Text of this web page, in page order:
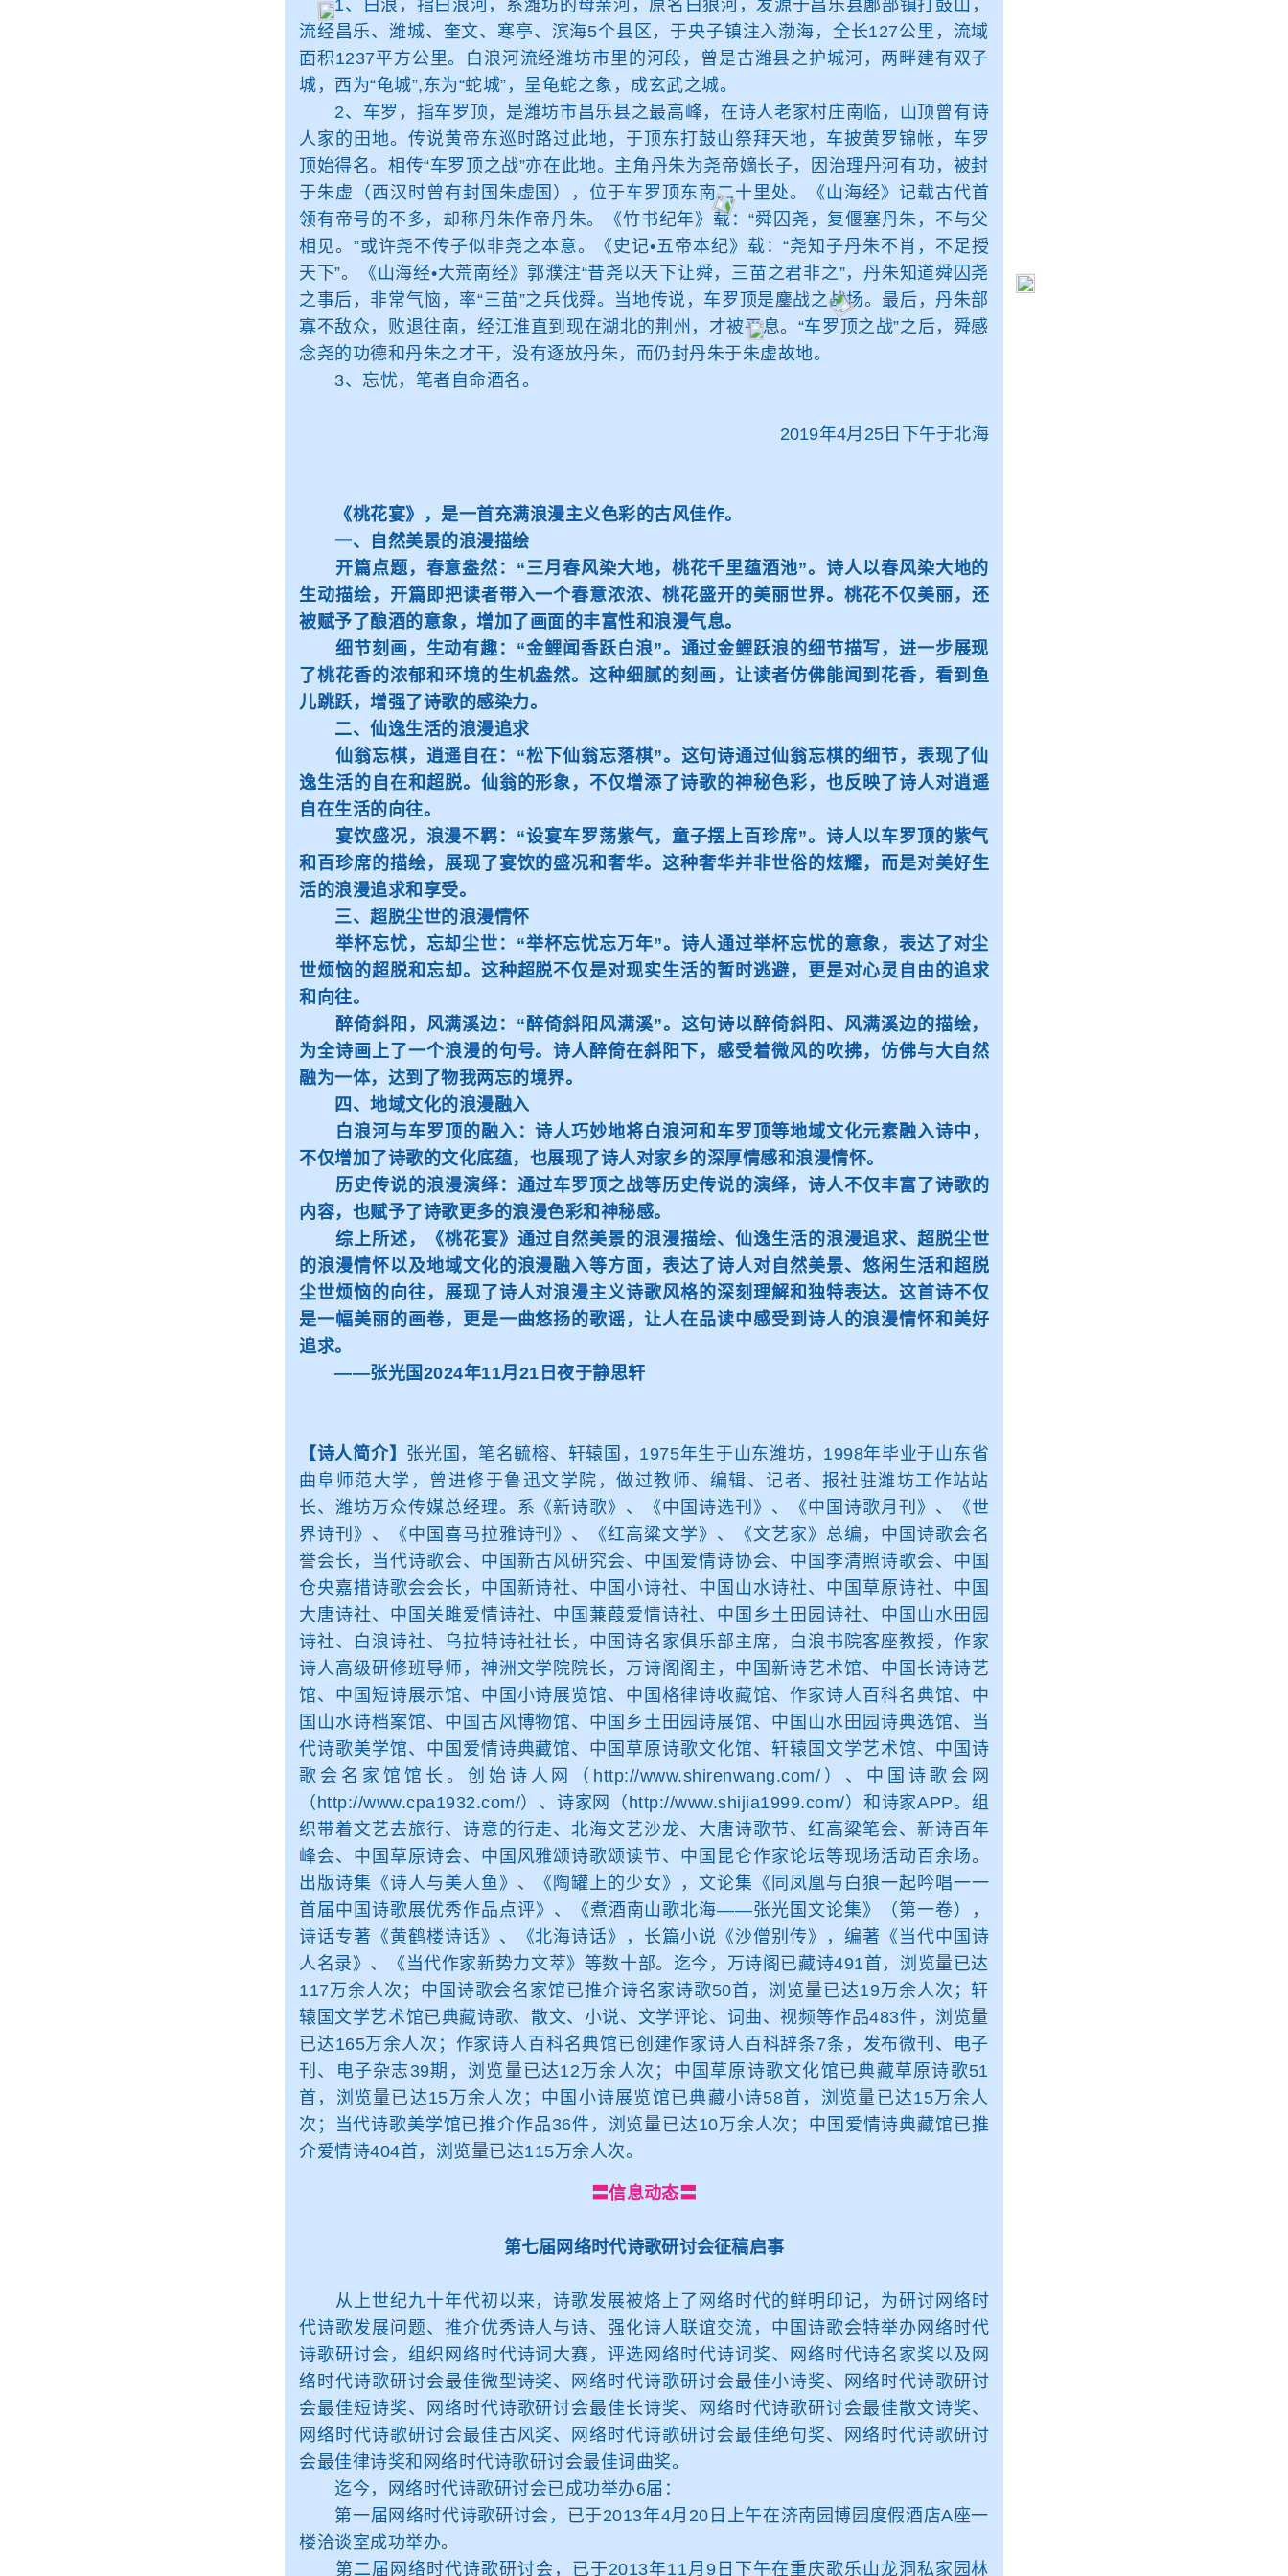
1、白浪，指白浪河，系潍坊的母亲河，原名白狼河，发源于昌乐县鄌郚镇打鼓山，
流经昌乐、潍城、奎文、寒亭、滨海5个县区，于央子镇注入渤海，全长127公里，流域
面积1237平方公里。白浪河流经潍坊市里的河段，曾是古潍县之护城河，两畔建有双子
城，西为“龟城”,东为“蛇城”，呈龟蛇之象，成玄武之城。
2、车罗，指车罗顶，是潍坊市昌乐县之最高峰，在诗人老家村庄南临，山顶曾有诗
人家的田地。传说黄帝东巡时路过此地，于顶东打鼓山祭拜天地，车披黄罗锦帐，车罗
顶始得名。相传“车罗顶之战”亦在此地。主角丹朱为尧帝嫡长子，因治理丹河有功，被封
于朱虚（西汉时曾有封国朱虚国），位于车罗顶东南二十里处。《山海经》记载古代首
领有帝号的不多，却称丹朱作帝丹朱。《竹书纪年》载：“舜囚尧，复偃塞丹朱，不与父
相见。”或许尧不传子似非尧之本意。《史记•五帝本纪》载：“尧知子丹朱不肖，不足授
天下”。《山海经•大荒南经》郭濮注“昔尧以天下让舜，三苗之君非之”，丹朱知道舜囚尧
之事后，非常气恼，率“三苗”之兵伐舜。当地传说，车罗顶是鏖战之战场。最后，丹朱部
寡不敌众，败退往南，经江淮直到现在湖北的荆州，才被平息。“车罗顶之战”之后，舜感
念尧的功德和丹朱之才干，没有逐放丹朱，而仍封丹朱于朱虚故地。
3、忘忧，笔者自命酒名。
2019年4月25日下午于北海
《桃花宴》，是一首充满浪漫主义色彩的古风佳作。
一、自然美景的浪漫描绘
开篇点题，春意盎然：“三月春风染大地，桃花千里蕴酒池”。诗人以春风染大地的
生动描绘，开篇即把读者带入一个春意浓浓、桃花盛开的美丽世界。桃花不仅美丽，还
被赋予了酿酒的意象，增加了画面的丰富性和浪漫气息。
细节刻画，生动有趣：“金鲤闻香跃白浪”。通过金鲤跃浪的细节描写，进一步展现
了桃花香的浓郁和环境的生机盎然。这种细腻的刻画，让读者仿佛能闻到花香，看到鱼
儿跳跃，增强了诗歌的感染力。
二、仙逸生活的浪漫追求
仙翁忘棋，逍遥自在：“松下仙翁忘落棋”。这句诗通过仙翁忘棋的细节，表现了仙
逸生活的自在和超脱。仙翁的形象，不仅增添了诗歌的神秘色彩，也反映了诗人对逍遥
自在生活的向往。
宴饮盛况，浪漫不羁：“设宴车罗荡紫气，童子摆上百珍席”。诗人以车罗顶的紫气
和百珍席的描绘，展现了宴饮的盛况和奢华。这种奢华并非世俗的炫耀，而是对美好生
活的浪漫追求和享受。
三、超脱尘世的浪漫情怀
举杯忘忧，忘却尘世：“举杯忘忧忘万年”。诗人通过举杯忘忧的意象，表达了对尘
世烦恼的超脱和忘却。这种超脱不仅是对现实生活的暂时逃避，更是对心灵自由的追求
和向往。
醉倚斜阳，风满溪边：“醉倚斜阳风满溪”。这句诗以醉倚斜阳、风满溪边的描绘，
为全诗画上了一个浪漫的句号。诗人醉倚在斜阳下，感受着微风的吹拂，仿佛与大自然
融为一体，达到了物我两忘的境界。
四、地域文化的浪漫融入
白浪河与车罗顶的融入：诗人巧妙地将白浪河和车罗顶等地域文化元素融入诗中，
不仅增加了诗歌的文化底蕴，也展现了诗人对家乡的深厚情感和浪漫情怀。
历史传说的浪漫演绎：通过车罗顶之战等历史传说的演绎，诗人不仅丰富了诗歌的
内容，也赋予了诗歌更多的浪漫色彩和神秘感。
综上所述，《桃花宴》通过自然美景的浪漫描绘、仙逸生活的浪漫追求、超脱尘世
的浪漫情怀以及地域文化的浪漫融入等方面，表达了诗人对自然美景、悠闲生活和超脱
尘世烦恼的向往，展现了诗人对浪漫主义诗歌风格的深刻理解和独特表达。这首诗不仅
是一幅美丽的画卷，更是一曲悠扬的歌谣，让人在品读中感受到诗人的浪漫情怀和美好
追求。
——张光国2024年11月21日夜于静思轩
【诗人简介】 张光国，笔名毓榕、轩辕国，1975年生于山东潍坊，1998年毕业于山东省
曲阜师范大学，曾进修于鲁迅文学院，做过教师、编辑、记者、报社驻潍坊工作站站
长、潍坊万众传媒总经理。系《新诗歌》、《中国诗选刊》、《中国诗歌月刊》、《世
界诗刊》、《中国喜马拉雅诗刊》、《红高粱文学》、《文艺家》总编，中国诗歌会名
誉会长，当代诗歌会、中国新古风研究会、中国爱情诗协会、中国李清照诗歌会、中国
仓央嘉措诗歌会会长，中国新诗社、中国小诗社、中国山水诗社、中国草原诗社、中国
大唐诗社、中国关雎爱情诗社、中国蒹葭爱情诗社、中国乡土田园诗社、中国山水田园
诗社、白浪诗社、乌拉特诗社社长，中国诗名家俱乐部主席，白浪书院客座教授，作家
诗人高级研修班导师，神洲文学院院长，万诗阁阁主，中国新诗艺术馆、中国长诗诗艺
馆、中国短诗展示馆、中国小诗展览馆、中国格律诗收藏馆、作家诗人百科名典馆、中
国山水诗档案馆、中国古风博物馆、中国乡土田园诗展馆、中国山水田园诗典选馆、当
代诗歌美学馆、中国爱情诗典藏馆、中国草原诗歌文化馆、轩辕国文学艺术馆、中国诗
歌会名家馆馆长。创始诗人网（http://www.shirenwang.com/）、中国诗歌会网
（http://www.cpa1932.com/）、诗家网（http://www.shijia1999.com/）和诗家APP。组
织带着文艺去旅行、诗意的行走、北海文艺沙龙、大唐诗歌节、红高粱笔会、新诗百年
峰会、中国草原诗会、中国风雅颂诗歌颂读节、中国昆仑作家论坛等现场活动百余场。
出版诗集《诗人与美人鱼》、《陶罐上的少女》，文论集《同凤凰与白狼一起吟唱一一
首届中国诗歌展优秀作品点评》、《煮酒南山歌北海——张光国文论集》（第一卷），
诗话专著《黄鹤楼诗话》、《北海诗话》，长篇小说《沙僧别传》，编著《当代中国诗
人名录》、《当代作家新势力文萃》等数十部。迄今，万诗阁已藏诗491首，浏览量已达
117万余人次；中国诗歌会名家馆已推介诗名家诗歌50首，浏览量已达19万余人次；轩
辕国文学艺术馆已典藏诗歌、散文、小说、文学评论、词曲、视频等作品483件，浏览量
已达165万余人次；作家诗人百科名典馆已创建作家诗人百科辞条7条，发布微刊、电子
刊、电子杂志39期，浏览量已达12万余人次；中国草原诗歌文化馆已典藏草原诗歌51
首，浏览量已达15万余人次；中国小诗展览馆已典藏小诗58首，浏览量已达15万余人
次；当代诗歌美学馆已推介作品36件，浏览量已达10万余人次；中国爱情诗典藏馆已推
介爱情诗404首，浏览量已达115万余人次。
〓信息动态〓
第七届网络时代诗歌研讨会征稿启事
从上世纪九十年代初以来，诗歌发展被烙上了网络时代的鲜明印记，为研讨网络时
代诗歌发展问题、推介优秀诗人与诗、强化诗人联谊交流，中国诗歌会特举办网络时代
诗歌研讨会，组织网络时代诗词大赛，评选网络时代诗词奖、网络时代诗名家奖以及网
络时代诗歌研讨会最佳微型诗奖、网络时代诗歌研讨会最佳小诗奖、网络时代诗歌研讨
会最佳短诗奖、网络时代诗歌研讨会最佳长诗奖、网络时代诗歌研讨会最佳散文诗奖、
网络时代诗歌研讨会最佳古风奖、网络时代诗歌研讨会最佳绝句奖、网络时代诗歌研讨
会最佳律诗奖和网络时代诗歌研讨会最佳词曲奖。
迄今，网络时代诗歌研讨会已成功举办6届：
第一届网络时代诗歌研讨会，已于2013年4月20日上午在济南园博园度假酒店A座一
楼洽谈室成功举办。
第二届网络时代诗歌研讨会，已于2013年11月9日下午在重庆歌乐山龙洞私家园林